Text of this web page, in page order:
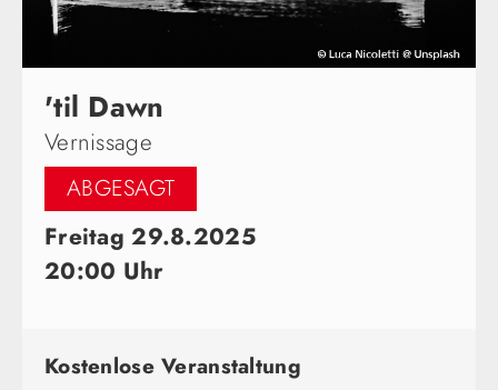
'til Dawn
Vernissage
ABGESAGT
Freitag 29.8.2025
20:00 Uhr
Kostenlose Veranstaltung